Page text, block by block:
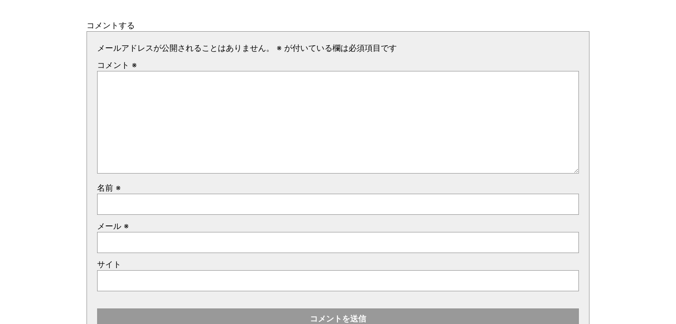
コメントする
メールアドレスが公開されることはありません。 ※ が付いている欄は必須項目です
コメント ※
名前 ※
メール ※
サイト